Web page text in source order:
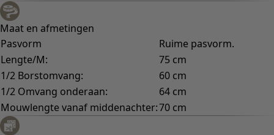
Maat en afmetingen
Pasvorm
Ruime pasvorm.
Lengte/M:
75 cm
1/2 Borstomvang:
60 cm
1/2 Omvang onderaan:
64 cm
Mouwlengte vanaf middenachter:70 cm